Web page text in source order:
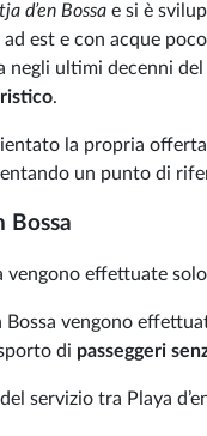
d’en Bossa e si è
est e con acque
ultimi decenni
.
la propria
un punto di
Bossa
vengono effettuate solo
Bossa vengono
di passeggeri
servizio tra Playa